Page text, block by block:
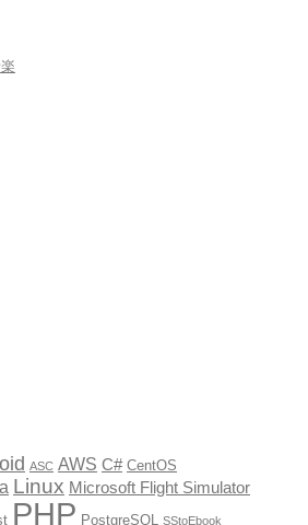
ASC AWS C# CentOS
Linux Microsoft Flight Simulator
PHP PostgreSQL SStoEbook